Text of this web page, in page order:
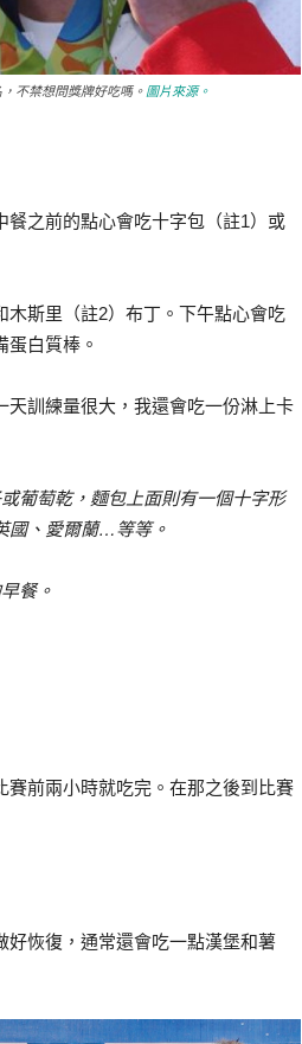
不禁想問獎牌好吃嗎。 圖片來源。
之前的點心會吃十字包（註1）或
斯里（註2）布丁。下午點心會吃
白質棒。
天訓練量很大，我還會吃一份淋上卡
葡萄乾，麵包上面則有一個十字形
國、愛爾蘭…等等。
餐。
賽前兩小時就吃完。在那之後到比賽
恢復，通常還會吃一點漢堡和薯